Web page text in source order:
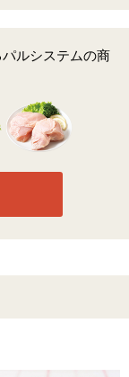
ルシステムの商